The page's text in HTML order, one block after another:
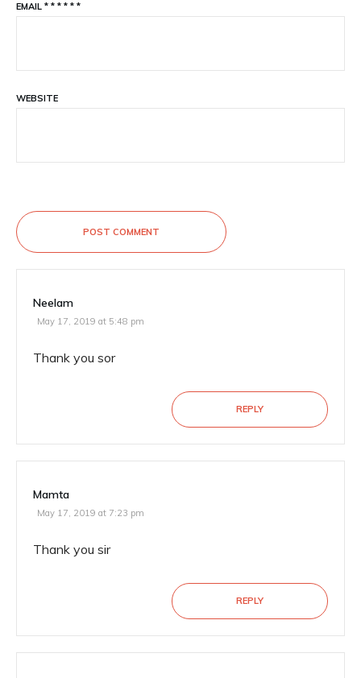
EMAIL * * * * * *
WEBSITE
POST COMMENT
Neelam
May 17, 2019 at 5:48 pm
Thank you sor
REPLY
Mamta
May 17, 2019 at 7:23 pm
Thank you sir
REPLY